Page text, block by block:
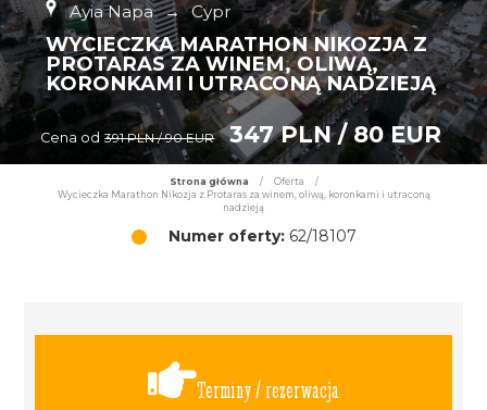
Ayia Napa → Cypr
WYCIECZKA MARATHON NIKOZJA Z
PROTARAS ZA WINEM, OLIWĄ,
KORONKAMI I UTRACONĄ NADZIEJĄ
Cena od 391 PLN / 90 EUR 347 PLN / 80 EUR
Strona główna / Oferta
/
Wycieczka Marathon Nikozja z Protaras za winem, oliwą, koronkami i utraconą
nadzieją
Numer oferty:62/18107
Terminy / rezerwacja